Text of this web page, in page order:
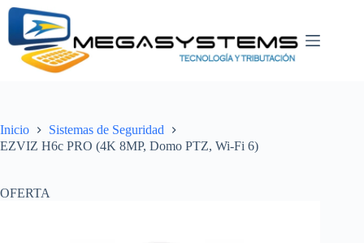
Saltar
contenido
Inicio
Sistemas de Seguridad
EZVIZ H6c PRO (4K 8MP, Domo PTZ, Wi-Fi 6)
OFERTA